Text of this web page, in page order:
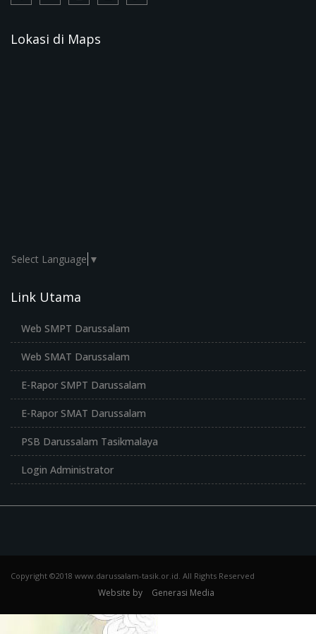
Lokasi di Maps
Select Language ▼
Link Utama
Web SMPT Darussalam
Web SMAT Darussalam
E-Rapor SMPT Darussalam
E-Rapor SMAT Darussalam
PSB Darussalam Tasikmalaya
Login Administrator
Copyright ©2018 www.darussalam-tasik.or.id. All Rights Reserved
Website by Generasi Media